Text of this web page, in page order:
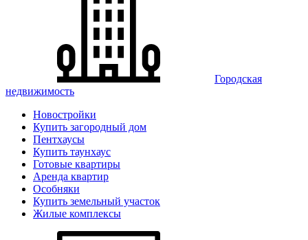
Городская
недвижимость
Новостройки
Купить загородный дом
Пентхаусы
Купить таунхаус
Готовые квартиры
Аренда квартир
Особняки
Купить земельный участок
Жилые комплексы